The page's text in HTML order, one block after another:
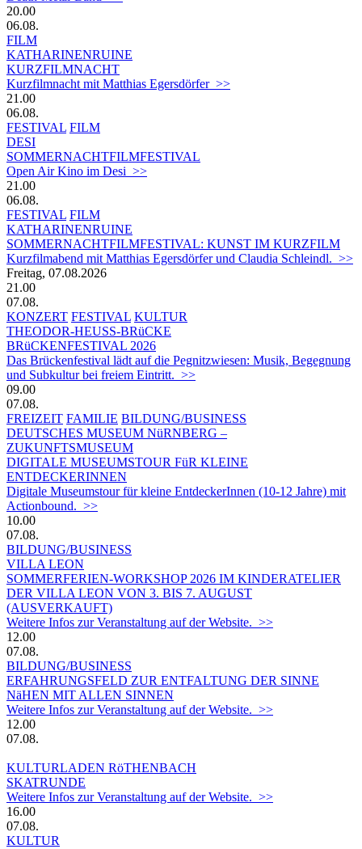
20.00
06.08.
FILM
KATHARINENRUINE
KURZFILMNACHT
Kurzfilmnacht mit Matthias Egersdörfer >>
21.00
06.08.
FESTIVAL FILM
DESI
SOMMERNACHTFILMFESTIVAL
Open Air Kino im Desi >>
21.00
06.08.
FESTIVAL FILM
KATHARINENRUINE
SOMMERNACHTFILMFESTIVAL: KUNST IM KURZFILM
Kurzfilmabend mit Matthias Egersdörfer und Claudia Schleindl. >>
Freitag, 07.08.2026
21.00
07.08.
KONZERT FESTIVAL KULTUR
THEODOR-HEUSS-BRüCKE
BRüCKENFESTIVAL 2026
Das Brückenfestival lädt auf die Pegnitzwiesen: Musik, Begegnung
und Subkultur bei freiem Eintritt. >>
09.00
07.08.
FREIZEIT FAMILIE BILDUNG/BUSINESS
DEUTSCHES MUSEUM NüRNBERG –
ZUKUNFTSMUSEUM
DIGITALE MUSEUMSTOUR FüR KLEINE
ENTDECKERINNEN
Digitale Museumstour für kleine EntdeckerInnen (10-12 Jahre) mit
Actionbound. >>
10.00
07.08.
BILDUNG/BUSINESS
VILLA LEON
SOMMERFERIEN-WORKSHOP 2026 IM KINDERATELIER
DER VILLA LEON VON 3. BIS 7. AUGUST
(AUSVERKAUFT)
Weitere Infos zur Veranstaltung auf der Website. >>
12.00
07.08.
BILDUNG/BUSINESS
ERFAHRUNGSFELD ZUR ENTFALTUNG DER SINNE
NäHEN MIT ALLEN SINNEN
Weitere Infos zur Veranstaltung auf der Website. >>
12.00
07.08.
KULTURLADEN RöTHENBACH
SKATRUNDE
Weitere Infos zur Veranstaltung auf der Website. >>
16.00
07.08.
KULTUR